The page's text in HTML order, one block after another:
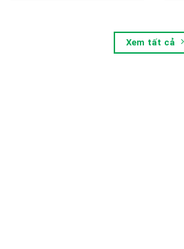
Xem tất cả